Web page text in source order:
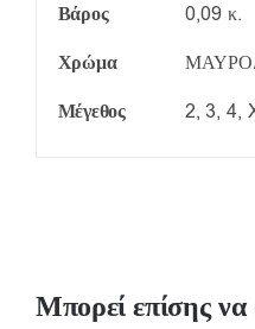
Βάρος
0,09 κ.
Χρώμα
ΜΑΥΡΟ/
Μέγεθος
2, 3, 4,
Μπορεί επίσης να